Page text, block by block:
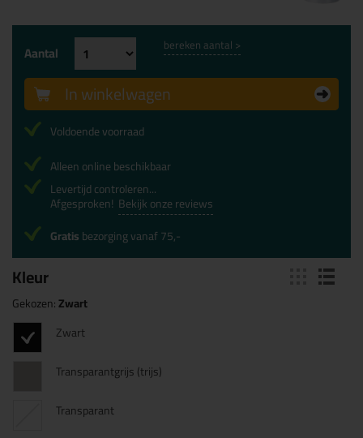
Kleur
Gekozen:Zwart
Zwart
Transparantgrijs (trijs)
Transparant
Aantal bereken aantal >
In winkelwagen
Voldoende voorraad
Alleen online beschikbaar
Levertijd controleren...
Afgesproken! Bekijk onze reviews
Gratisbezorging vanaf 75,-